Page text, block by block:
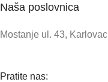
Naša poslovnica
Mostanje ul. 43, Karlovac
Pratite nas: